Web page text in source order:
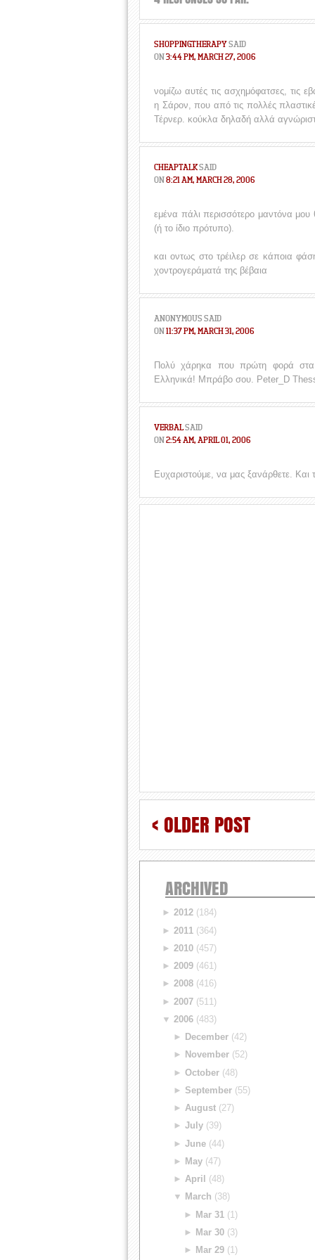
SHOPPINGTHERAPYSAID
ON3:44 PM, MARCH 27, 2006
νομίζω αυτές τις ασχημόφατσες, τις
η Σάρον, που από τις πολλές
Τέρνερ. κούκλα δηλαδή αλλά
CHEAPTALKSAID
ON8:21 AM, MARCH 28, 2006
εμένα πάλι περισσότερο μαντόνα
(ή το ίδιο πρότυπο).
και οντως στο τρέιλερ σε κάποια
χοντρογεράματά της βέβαια
ANONYMOUS SAID
ON11:37 PM, MARCH 31, 2006
Πολύ χάρηκα που πρώτη φορά στα
Ελληνικά! Μπράβο σου. Peter_D
VERBALSAID
ON2:54 AM, APRIL 01, 2006
Ευχαριστούμε, να μας ξανάρθετε. Και
< OLDER POST
ARCHIVED
►2012 (184)
►2011 (364)
►2010 (457)
►2009 (461)
►2008 (416)
►2007 (511)
▼2006 (483)
►
December(42)
►
November(52)
► October(48)
► September(55)
► August(27)
► July(39)
► June(44)
►
May(47)
► April
(48)
▼ March (38)
► Mar 31 (1)
►
Mar 30 (3)
►
Mar 29 (1)